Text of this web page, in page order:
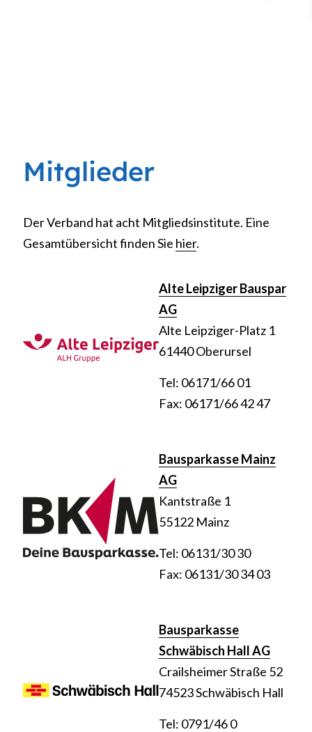
Mitglieder
Der Verband hat acht Mitgliedsinstitute. Eine
Gesamtübersicht finden Sie hier.
Alte Leipziger Bauspar
AG
Alte Leipziger-Platz 1
61440 Oberursel
Tel: 06171/66 01
Fax: 06171/66 42 47
Bausparkasse Mainz
AG
Kantstraße 1
55122 Mainz
Tel: 06131/30 30
Fax: 06131/30 34 03
Bausparkasse
Schwäbisch Hall AG
Crailsheimer Straße 52
74523 Schwäbisch Hall
Tel: 0791/46 0